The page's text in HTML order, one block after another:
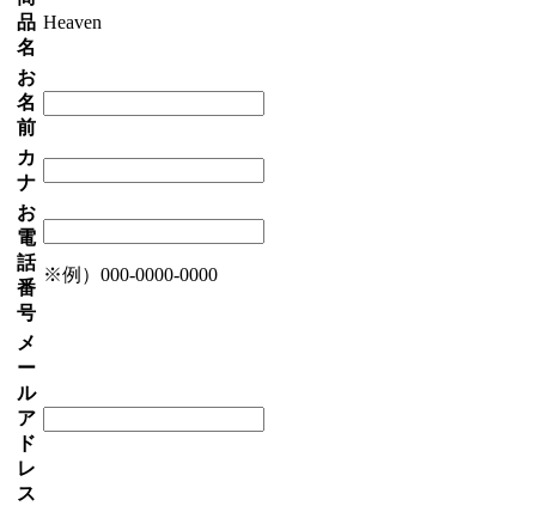
品
名
Heaven
お
名
前
カ
ナ
お
電
話
番
号
※例）000-0000-0000
メ
ー
ル
ア
ド
レ
ス